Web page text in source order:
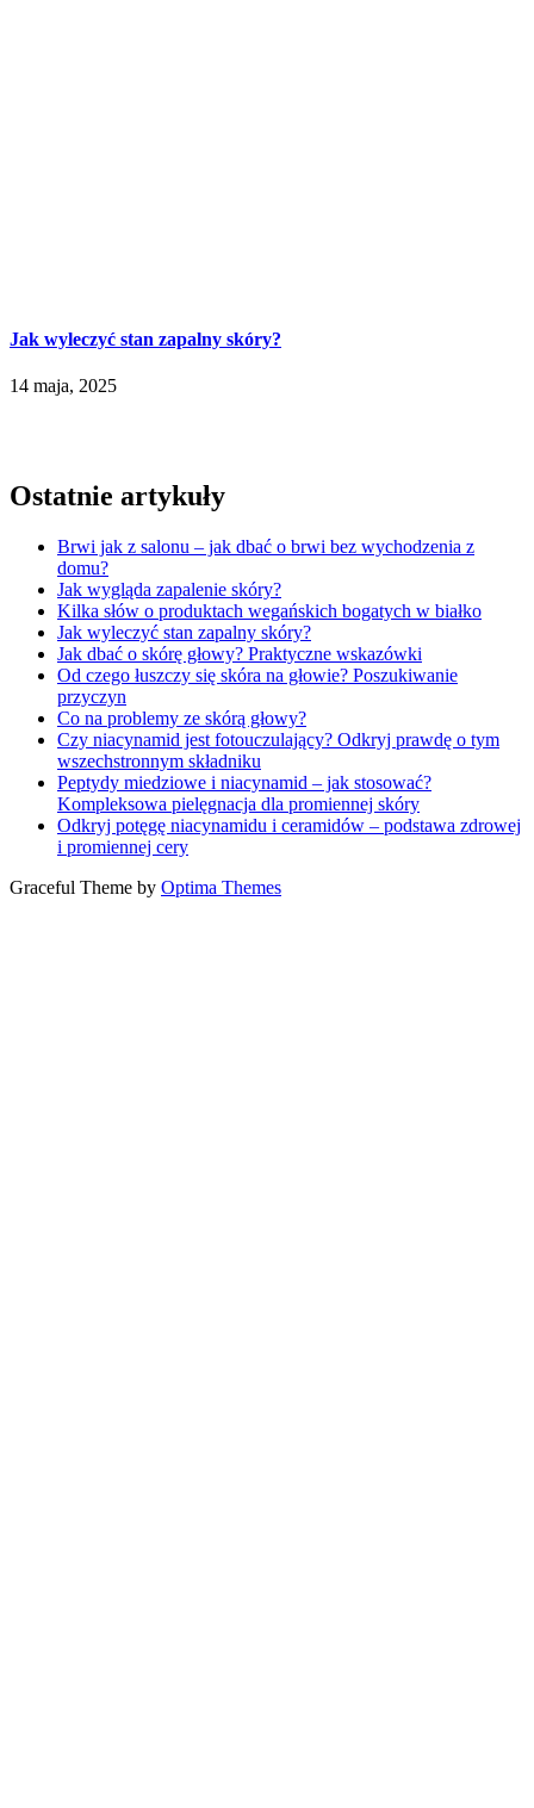
Jak wyleczyć stan zapalny skóry?
14 maja, 2025
Ostatnie artykuły
Brwi jak z salonu – jak dbać o brwi bez wychodzenia z
domu?
Jak wygląda zapalenie skóry?
Kilka słów o produktach wegańskich bogatych w białko
Jak wyleczyć stan zapalny skóry?
Jak dbać o skórę głowy? Praktyczne wskazówki
Od czego łuszczy się skóra na głowie? Poszukiwanie
przyczyn
Co na problemy ze skórą głowy?
Czy niacynamid jest fotouczulający? Odkryj prawdę o tym
wszechstronnym składniku
Peptydy miedziowe i niacynamid – jak stosować?
Kompleksowa pielęgnacja dla promiennej skóry
Odkryj potęgę niacynamidu i ceramidów – podstawa zdrowej
i promiennej cery
Graceful Theme by Optima Themes